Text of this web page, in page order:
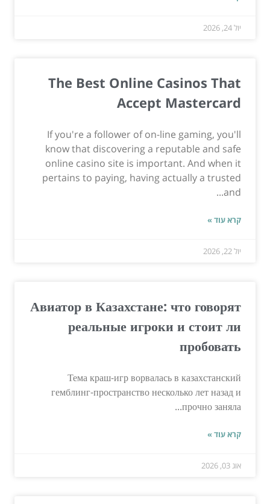
יול 24, 2026
The Best Online Casinos That
Accept Mastercard
If you're a follower of on-line gaming, you'll
know that discovering a reputable and safe
online casino site is important. And when it
pertains to paying, having actually a trusted
and...
קרא עוד »
יול 22, 2026
Авиатор в Казахстане: что говорят
реальные игроки и стоит ли
пробовать
Тема краш-игр ворвалась в казахстанский
гемблинг-пространство несколько лет назад и
прочно заняла...
קרא עוד »
אוג 03, 2026